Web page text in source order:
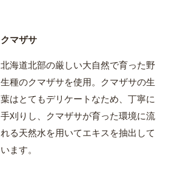
クマザサ
北海道北部の厳しい大自然で育った野
生種のクマザサを使用。クマザサの生
葉はとてもデリケートなため、丁寧に
手刈りし、クマザサが育った環境に流
れる天然水を用いてエキスを抽出して
います。